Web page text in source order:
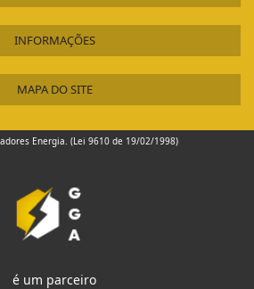
INFORMAÇÕES
MAPA DO SITE
Energia. (Lei 9610 de 19/02/1998)
é um parceiro